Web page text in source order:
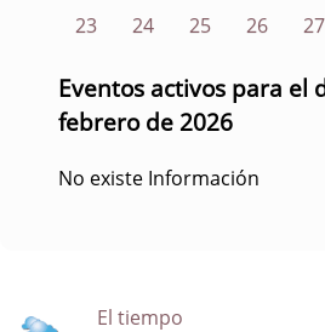
23
24 25 26 27
Eventos activos para el
febrero de 2026
No existe Información
El tiempo